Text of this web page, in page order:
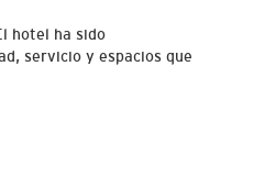
hotel ha sido
servicio y espacios que